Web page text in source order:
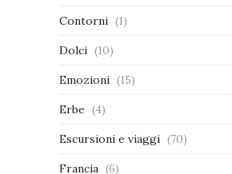
Contorni (1)
Dolci (10)
Emozioni (15)
Erbe (4)
Escursioni e viaggi (70)
Francia (6)